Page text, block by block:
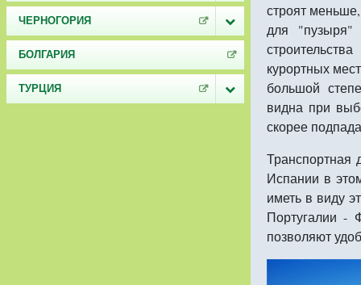
ЧЕРНОГОРИЯ
БОЛГАРИЯ
ТУРЦИЯ
строят
для "пузыря"
курортных
большой
видна при
скорее
Транспортная
Испании в
иметь в виду
Португалии -
позволяют